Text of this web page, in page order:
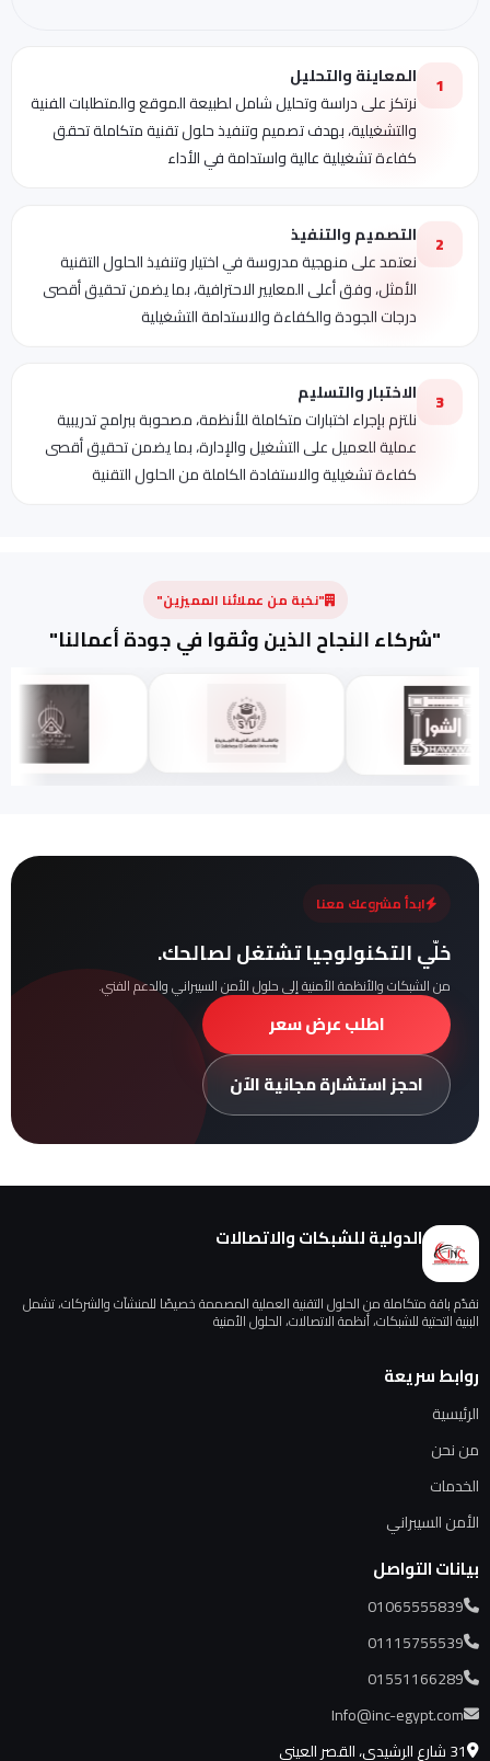
1 المعاينة والتحليل
نرتكز على دراسة وتحليل شامل لطبيعة الموقع والمتطلبات الفنية
والتشغيلية، بهدف تصميم وتنفيذ حلول تقنية متكاملة تحقق
كفاءة تشغيلية عالية واستدامة في الأداء
2
التصميم والتنفيذ
نعتمد على منهجية مدروسة في اختيار وتنفيذ الحلول التقنية
الأمثل، وفق أعلى المعايير الاحترافية، بما يضمن تحقيق أقصى
درجات الجودة والكفاءة والاستدامة التشغيلية
3
الاختبار والتسليم
نلتزم بإجراء اختبارات متكاملة للأنظمة، مصحوبة ببرامج تدريبية
عملية للعميل على التشغيل والإدارة، بما يضمن تحقيق أقصى
كفاءة تشغيلية والاستفادة الكاملة من الحلول التقنية
"نخبة من عملائنا المميزين"
"شركاء النجاح الذين وثقوا في جودة أعمالنا"
ابدأ مشروعك معنا
خلّي التكنولوجيا تشتغل لصالحك.
من الشبكات والأنظمة الأمنية إلى حلول الأمن السيبراني والدعم الفني.
اطلب عرض سعر
احجز استشارة مجانية الآن
الدولية للشبكات والاتصالات
نقدّم باقة متكاملة من الحلول التقنية العملية المصممة خصيصًا للمنشآت والشركات، تشمل
البنية التحتية للشبكات، أنظمة الاتصالات، الحلول الأمنية
روابط سريعة
الرئيسية
من نحن
الخدمات
الأمن السيبراني
بيانات التواصل
01065555839
01115755539
01551166289
Info@inc-egypt.com
31 شارع الرشيدي، القصر العيني